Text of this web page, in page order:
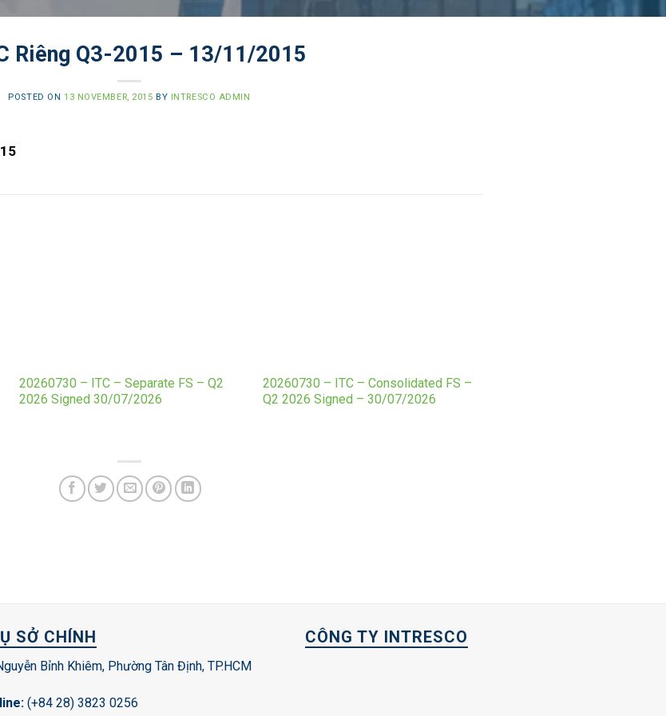
Riêng Q3-2015 – 13/11/2015
POSTED ON 13 NOVEMBER, 2015 BY INTRESCO ADMIN
20260730 – ITC – Separate FS – Q2
2026 Signed 30/07/2026
20260730 – ITC – Consolidated FS –
Q2 2026 Signed – 30/07/2026
SỞ CHÍNH
Bỉnh Khiêm, Phường Tân Định, TP.HCM
(+84 28) 3823 0256
CÔNG TY INTRESCO